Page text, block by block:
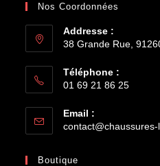
Nos Coordonnées
Addresse :
38 Grande Rue,
Téléphone :
01 69 21 86 25
Email :
Boutique